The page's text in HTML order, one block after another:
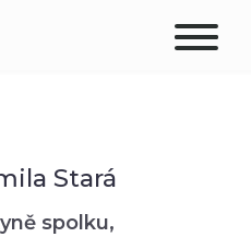
NÁS
Stará
spolku,